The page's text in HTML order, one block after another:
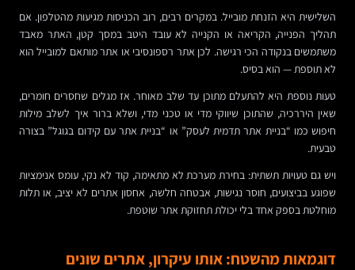
השלישית היא הזנחת מובייל. במקרים רבים, רוב הכניסות מגיעות מהטלפון. אם
תהליך הפנייה, הקריאה או הקנייה לא עובד היטב במסך קטן, האתר מאבד
משתמשים בנקודה הכי רגישה. לכן אתר רספונסיבי או אתר מותאם למובייל הוא
לא תוספת — הוא בסיס.
טעות נוספת היא להתעלם מתוכן עד שלב מאוחר. אז מגלים שחסרים חומרים,
שאין היררכיה, שהתוכן שיווקי מדי או טכני מדי, ושלא ברור איך לשלב מילות
חיפוש כמו “בניית אתר תדמית לעסק” או “בניית אתר עם קידום בגוגל” בצורה
טבעית.
ויש גם טעויות תשתית: בחירת מערכת לא מתאימה, קוד לא נקי, עומס אנימציות
שפוגע בביצועים, חוסר נגישות, אבטחה חלשה, אחסון אתרים לא יציב, או תלות
מוחלטת בספק אחד בלי יכולת תחזוקת אתר שוטפת.
דוגמאות מהשטח: אותו עיקרון, אתרים שונים